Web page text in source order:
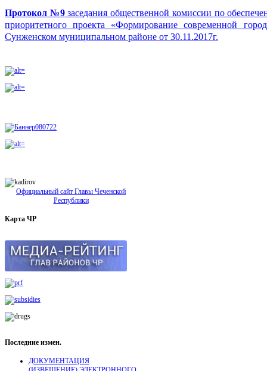
Протокол №9заседания общественной комиссии по
приоритетного проекта «Формирование современной
Сунженском муниципальном районе от 30.11.2017г.
Официальный сайт Главы Чеченской
Республики
Карта ЧР
Последние измен.
ДОКУМЕНТАЦИЯ